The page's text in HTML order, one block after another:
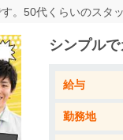
。50代くらいのス
（女性ならメイクに
ちゃう。一般の賃貸
大歓迎！質問があれ
シンプル
給与
勤務地